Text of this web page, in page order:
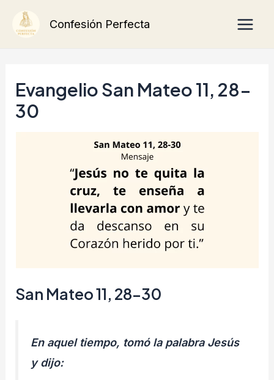
Confesión Perfecta
Evangelio San Mateo 11, 28-
30
San Mateo 11, 28-30
En aquel tiempo, tomó la palabra Jesús
y dijo: